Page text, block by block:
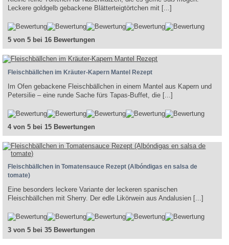
Leckere goldgelb gebackene Blätterteigtörtchen mit [...]
5 von 5 bei 16 Bewertungen
Fleischbällchen im Kräuter-Kapern Mantel Rezept
Im Ofen gebackene Fleischbällchen in einem Mantel aus Kapern und
Petersilie – eine runde Sache fürs Tapas-Buffet, die [...]
4 von 5 bei 15 Bewertungen
Fleischbällchen in Tomatensauce Rezept (Albóndigas en salsa de
tomate)
Eine besonders leckere Variante der leckeren spanischen
Fleischbällchen mit Sherry. Der edle Likörwein aus Andalusien [...]
3 von 5 bei 35 Bewertungen